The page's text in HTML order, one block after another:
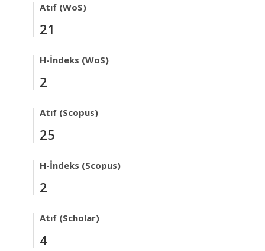
Atıf (WoS)
21
H-İndeks (WoS)
2
Atıf (Scopus)
25
H-İndeks (Scopus)
2
Atıf (Scholar)
4